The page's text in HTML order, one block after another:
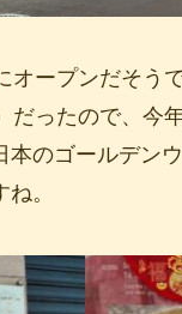
オープンだそう
だったので、今
本のゴールデン
。